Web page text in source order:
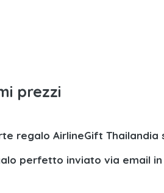
prezzi
regalo AirlineGift Thailandia
perfetto inviato via email in